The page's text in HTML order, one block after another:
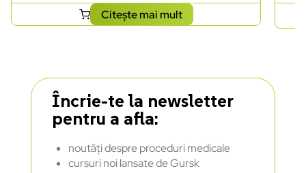
Citește mai mult
Încrie-te la newsletter
pentru a afla:
noutăți despre proceduri medicale
cursuri noi lansate de Gursk